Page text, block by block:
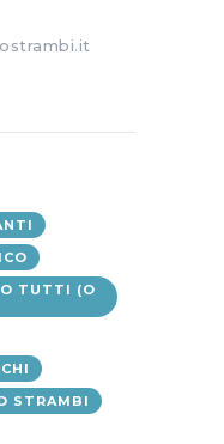
TUTTI (O
STRAMBI